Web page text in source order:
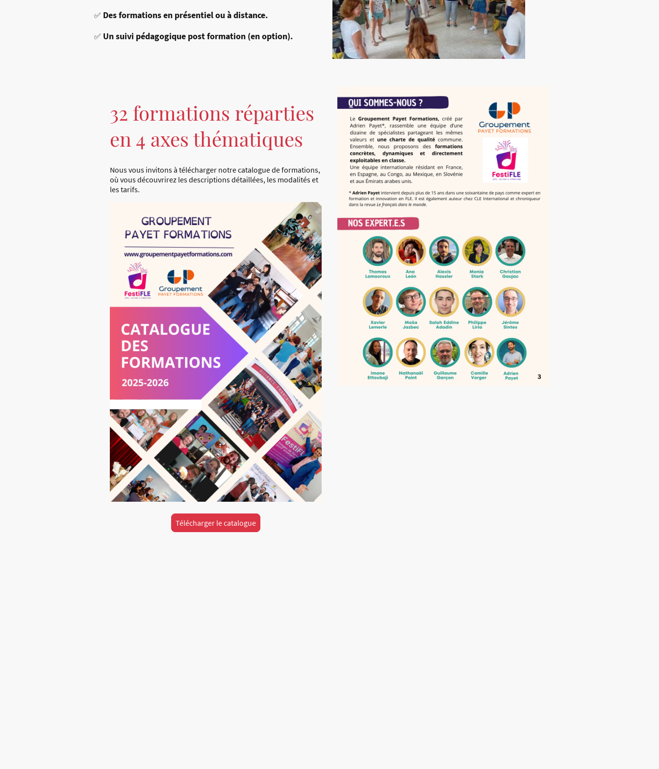
✅ Des formations en présentiel ou à distance.
✅ Un suivi pédagogique post formation (en option).
32 formations réparties
en 4 axes thématiques
Nous vous invitons à télécharger notre catalogue de formations,
où vous découvrirez les descriptions détaillées, les modalités et
les tarifs.
Télécharger le catalogue